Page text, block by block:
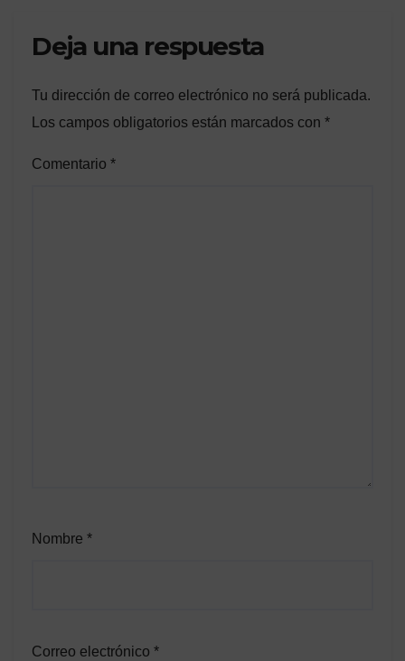
Deja una respuesta
Tu dirección de correo electrónico no será publicada.
Los campos obligatorios están marcados con *
Comentario *
Nombre *
Correo electrónico *